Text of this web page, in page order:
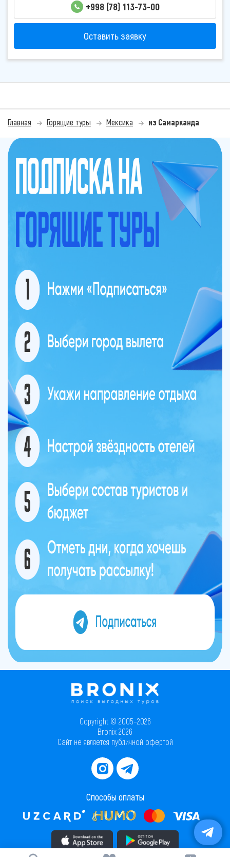
+998 (78) 113-73-00
Оставить заявку
Главная Горящие туры Мексика из Самарканда
Copyright © 2005–2026
Bronix 2026
Сайт не является публичной офертой
Способы оплаты
Скачать приложение в AppStore Скачать приложение в PlayMarket